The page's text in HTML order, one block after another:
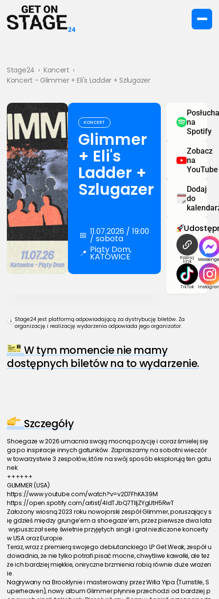
Stage24 › Koncert ›
Koncert - Glimmer + Eli's Ladder + Szlugazer
KONCERT
Glimmer
+ Eli's
Ladder +
Szlugazer
📅 11.07.2026 / 19:00
/ sobota
📍 Piąty Dom,
KATOWICE
na
Spotify
Zobacz
na
YouTube
Dodaj
do
Kopiuj
link
TikTok
i Stage24 jest platformą odpowiadającą za dystrybucję biletów. Za
organizację i realizację wydarzenia odpowiada jego organizator.
W tym momencie nie mamy
dostępnych biletów na to wydarzenie.
Szczegóły
Shoegaze w 2026 umacnia swoją mocną pozycję i coraz śmielej się
ga po inspiracje innych gatunków. Zapraszamy na sobotni wieczór
w towarzystwie 3 zespołów, które na swój sposób eksplorują ten gatu
nek.
++++++
GLIMMER (USA)
https://www.youtube.com/watch?v=v2D7FhKA39M
https://open.spotify.com/artist/4ldTJbQ7TIIjZYgUtH5RwT
Założony wiosną 2023 roku nowojorski zespół Glimmer, poruszający s
ię gdzieś między grunge’em a shoegaze’em, przez pierwsze dwa lata
wypuszczał serię świetnie przyjętych singli i grał niezliczone koncerty
w USA oraz Europie.
Teraz, wraz z premierą swojego debiutanckiego LP Get Weak, zespół u
dowadnia, że nie tylko potrafi pisać mocne, chwytliwe kawałki, ale też
że ich bardziej miękkie, oniryczne brzmienia robią równie duże wrażen
ie.
Nagrywany na Brooklynie i masterowany przez Willa Yipa (Turnstile, S
uperheaven), nowy album Glimmer płynnie przechodzi od bardziej p